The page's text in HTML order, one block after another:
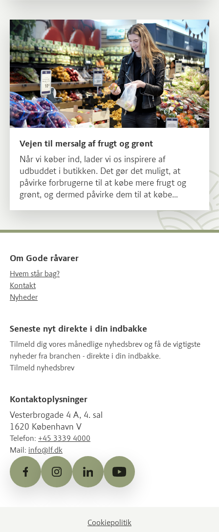
fagfolk og forbrugere, at det er nemmere end
man tror at lave mad med bælgfrugter.
Læs mere om Vejen til mersalg af frugt og grønt
Vejen til mersalg af frugt og grønt
Når vi køber ind, lader vi os inspirere af
udbuddet i butikken. Det gør det muligt, at
påvirke forbrugerne til at købe mere frugt og
grønt, og dermed påvirke dem til at købe
Om Gode råvarer
Hvem står bag?
Kontakt
Nyheder
Seneste nyt direkte i din indbakke
Tilmeld dig vores månedlige nyhedsbrev og få de vigtigste
nyheder fra branchen - direkte i din indbakke.
Tilmeld nyhedsbrev
Kontaktoplysninger
Vesterbrogade 4 A, 4. sal
1620 København V
Telefon: +45 3339 4000
Mail: info@lf.dk
FacebookInstagramLinkedIn YouTube
Cookiepolitik